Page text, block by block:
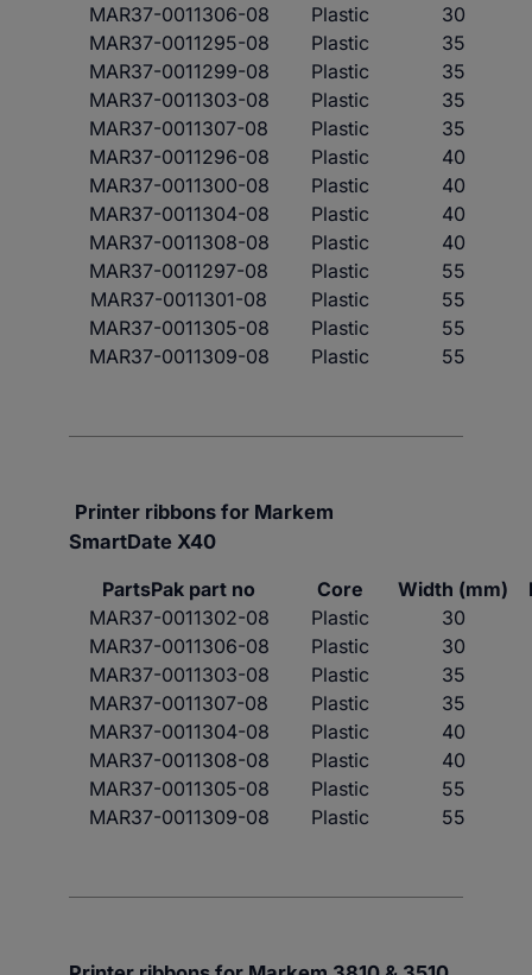
MAR37-0011306-08
Plastic
30
MAR37-0011295-08
Plastic
35
MAR37-0011299-08
Plastic
35
MAR37-0011303-08
Plastic
35
MAR37-0011307-08
Plastic
35
MAR37-0011296-08
Plastic
40
MAR37-0011300-08
Plastic
40
MAR37-0011304-08
Plastic
40
MAR37-0011308-08
Plastic
40
MAR37-0011297-08
Plastic
55
MAR37-0011301-08
Plastic
55
MAR37-0011305-08
Plastic
55
MAR37-0011309-08
Plastic 55
Printer ribbons for Markem
SmartDate X40
PartsPak part no
Core Width (mm)
MAR37-0011302-08
Plastic
30
MAR37-0011306-08
Plastic
30
MAR37-0011303-08
Plastic
35
MAR37-0011307-08
Plastic
35
MAR37-0011304-08
Plastic
40
MAR37-0011308-08
Plastic
40
MAR37-0011305-08
Plastic
55
MAR37-0011309-08
Plastic 55